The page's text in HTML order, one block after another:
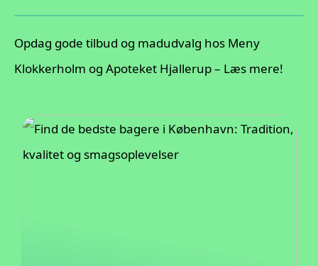
Opdag gode tilbud og madudvalg hos Meny
Klokkerholm og Apoteket Hjallerup – Læs mere!